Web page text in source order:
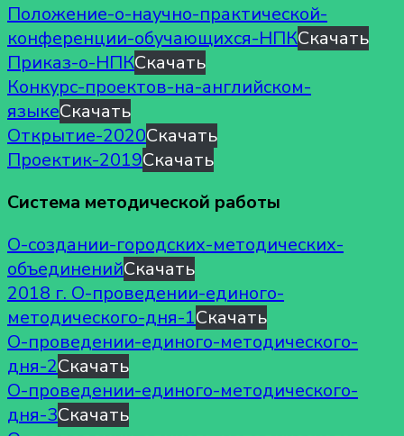
Положение-о-научно-практической-
конференции-обучающихся-НПКСкачать
Приказ-о-НПКСкачать
Конкурс-проектов-на-английском-
языкеСкачать
Открытие-2020Скачать
Проектик-2019Скачать
Система методической работы
О-создании-городских-методических-
объединенийСкачать
2018 г. О-проведении-единого-
методического-дня-1Скачать
О-проведении-единого-методического-
дня-2Скачать
О-проведении-единого-методического-
дня-3Скачать